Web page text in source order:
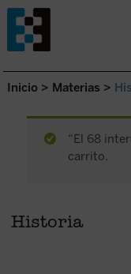
Saltar al contenido.
Inicio > Materias >
“El 68
carrito.
Historia